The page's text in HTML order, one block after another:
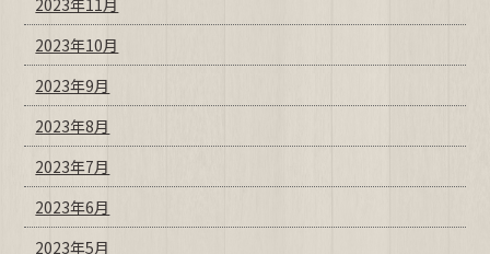
2023年11月
2023年10月
2023年9月
2023年8月
2023年7月
2023年6月
2023年5月